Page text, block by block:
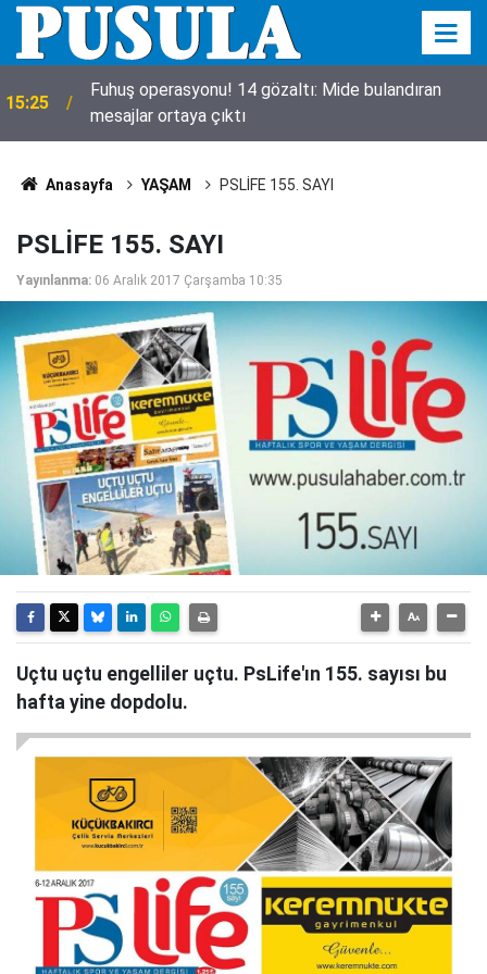
15:25
Fuhuş operasyonu! 14 gözaltı: Mide bulandıran
mesajlar ortaya çıktı
Anasayfa YAŞAM PSLİFE 155. SAYI
PSLİFE 155. SAYI
Yayınlanma: 06 Aralık 2017 Çarşamba 10:35
Uçtu uçtu engelliler uçtu. PsLife'ın 155. sayısı bu
hafta yine dopdolu.